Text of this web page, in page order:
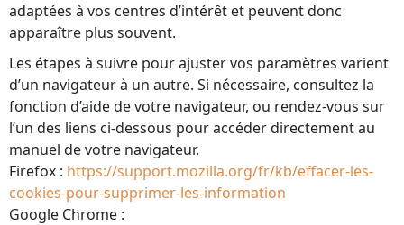
adaptées à vos centres d’intérêt et peuvent donc
apparaître plus souvent.
Les étapes à suivre pour ajuster vos paramètres varient
d’un navigateur à un autre. Si nécessaire, consultez la
fonction d’aide de votre navigateur, ou rendez-vous sur
l’un des liens ci-dessous pour accéder directement au
manuel de votre navigateur.
Firefox : https://support.mozilla.org/fr/kb/effacer-les-
cookies-pour-supprimer-les-information
Google Chrome :